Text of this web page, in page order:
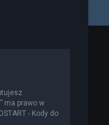
ma prawo w
- Kody do